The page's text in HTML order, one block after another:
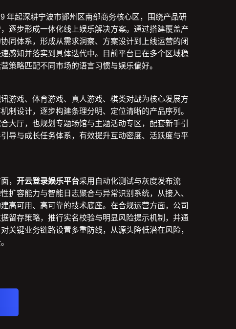
年起深耕宁波市鄞州区南部商务核心区，围绕产品研
逐步形成一体化线上娱乐解决方案。通过搭建覆盖产
同体系，形成从需求洞察、方案设计到上线运营的闭
感知并落实到具体迭代中。目前平台已在多个区域稳
策略匹配不同市场的语言习惯与娱乐偏好。
游戏、体育游戏、真人游戏、棋类对战为核心发展方
制设计，逐步构建条理分明、定位清晰的产品序列。
大厅，也规划专题场馆与主题活动专区，配套新手引
导与成长任务体系，有效提升互动密度、活跃度与平
， 开云登录娱乐平台采用自动化测试与灰度发布流
扩容能力与智能日志聚合与异常识别系统，从接入、
高可用、高可靠的技术底座。在合规运营方面，公司
留存策略，推行实名校验与明显风险提示机制，并通
关键业务链路设置多重防线，从源头降低潜在风险，